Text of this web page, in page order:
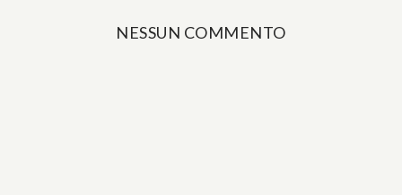
NESSUN COMMENTO